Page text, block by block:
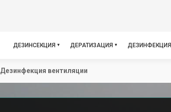
ДЕЗИНСЕКЦИЯ ДЕРАТИЗАЦИЯ ДЕЗИНФЕКЦИЯ
Дезинфекция вентиляции